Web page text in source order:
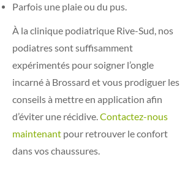
Parfois une plaie ou du pus.
À la clinique podiatrique Rive-Sud, nos
podiatres sont suffisamment
expérimentés pour soigner l’ongle
incarné à Brossard et vous prodiguer les
conseils à mettre en application afin
d’éviter une récidive.Contactez-nous
maintenant pour retrouver le confort
dans vos chaussures.